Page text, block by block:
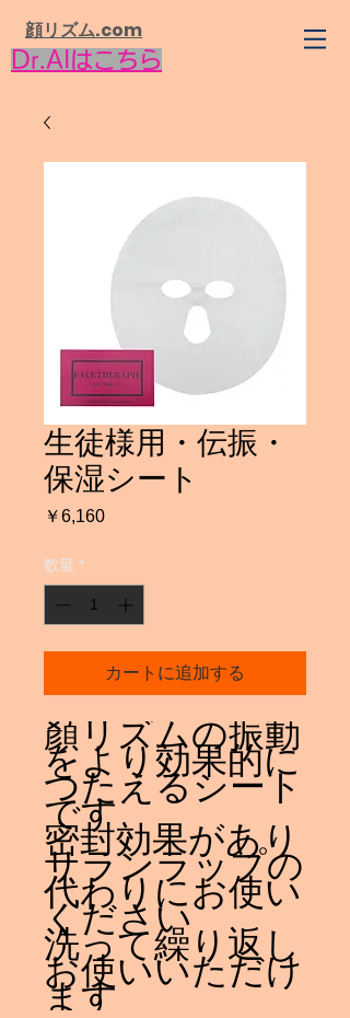
​顔リズム.com
Dr.AIはこちら
生徒様用・伝振・
保湿シート
￥6,160価
数量 *
カートに追加する
顏リズムの振動
をより効果的に
つたえるシート
です
密封効果があり
サランラップの
代わりにお使い
ください
洗って繰り返し
お使いいただけ
ます